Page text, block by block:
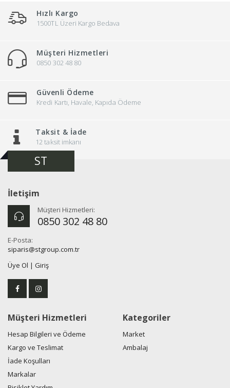
Hızlı Kargo
1500TL Üzeri Kargo Bedava
Müşteri Hizmetleri
0850 302 48 80
Güvenli Ödeme
Kredi Kartı, Havale, Kapıda Ödeme
Taksit & İade
12 taksit imkanı
ST
İletişim
Müşteri Hizmetleri:
0850 302 48 80
E-Posta:
siparis@stgroup.com.tr
Üye Ol | Giriş
Müşteri Hizmetleri
Hesap Bilgileri ve Ödeme
Kargo ve Teslimat
İade Koşulları
Markalar
Kategoriler
Market
Ambalaj